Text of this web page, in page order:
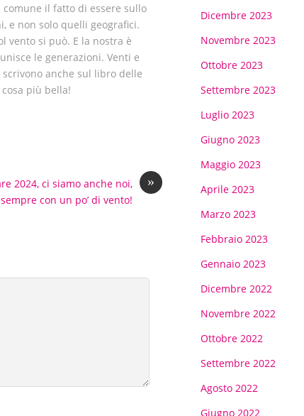
il fatto di essere sullo
e non solo quelli geografici.
vento si può. E la nostra è
le generazioni. Venti e
anche sul libro delle
più bella!
»
2024, ci siamo anche noi,
con un po’ di vento!
Dicembre 2023
Novembre 2023
Ottobre 2023
Settembre 2023
Luglio 2023
Giugno 2023
Maggio 2023
Aprile 2023
Marzo 2023
Febbraio 2023
Gennaio 2023
Dicembre 2022
Novembre 2022
Ottobre 2022
Settembre 2022
Agosto 2022
Giugno 2022